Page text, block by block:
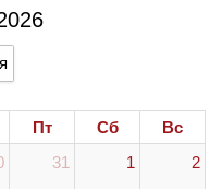
Пт Сб
Вс
31 1 2